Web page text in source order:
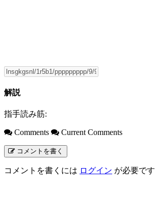
解説
指手読み筋:
Comments Current Comments
コメントを書く
コメントを書くには ログイン が必要です